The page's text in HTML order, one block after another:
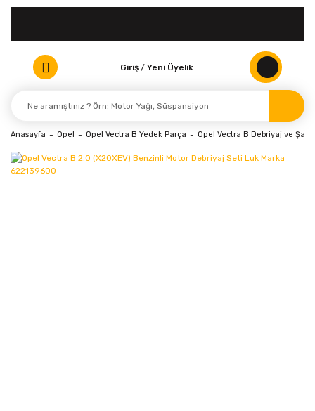
Giriş / Yeni Üyelik
Anasayfa Opel Opel Vectra B Yedek Parça Opel Vectra B Debriyaj ve